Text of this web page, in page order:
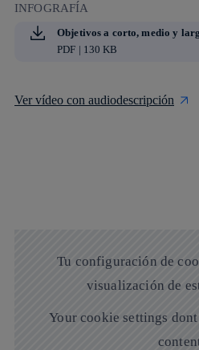
INFOGRAFÍA
Objetivos a corto, medio y
PDF | 130 KB
En el vídeo a que hay a
Ver vídeo con audiodescripción
Tu configuración de
visualización de
Your cookie settings